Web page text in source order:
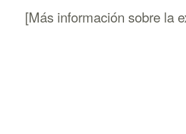
[Más información sobre la